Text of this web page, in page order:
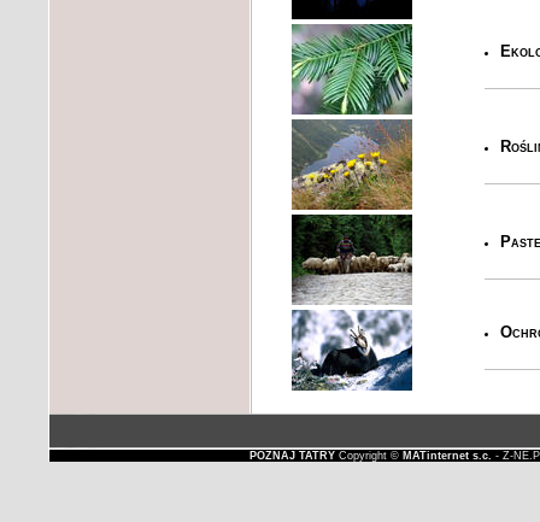
POZNAJ TATRYCopyright © MATinternet s.c. - Z-